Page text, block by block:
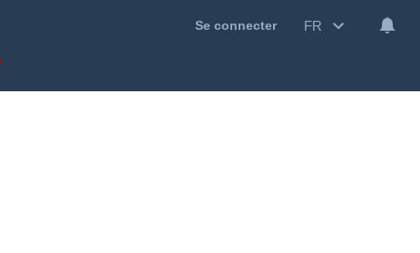
Se connecter FR